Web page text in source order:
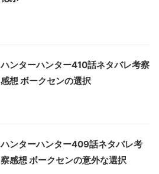
ハンターハンター410話ネタバレ考察
感想 ボークセンの選択
ハンターハンター409話ネタバレ考
察感想 ボークセンの意外な選択